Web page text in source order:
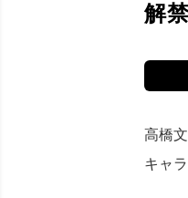
解
高橋
キャ